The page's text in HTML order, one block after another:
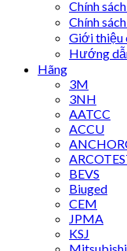
Chính
Chính
Giới thiệu
Hướng
Hãng
3M
3NH
AATCC
ACCU
BEVS
Biuged
CEM
JPMA
KSJ